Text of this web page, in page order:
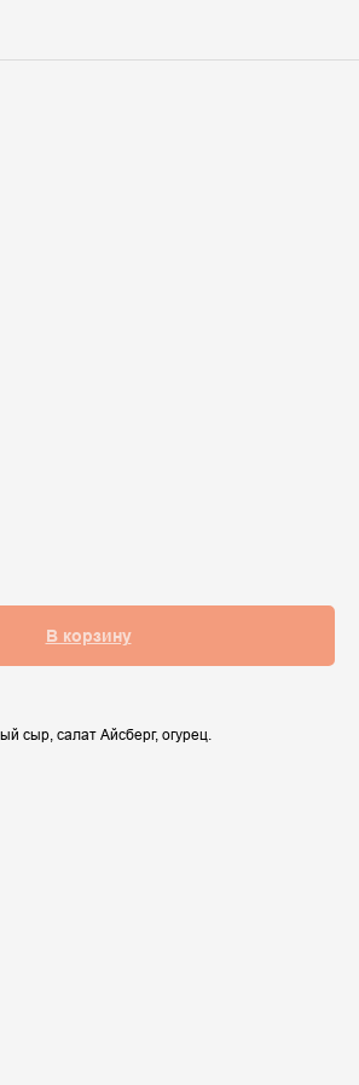
В корзину
сыр, салат Айсберг, огурец.